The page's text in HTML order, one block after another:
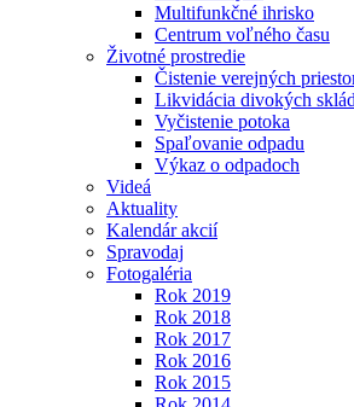
Multifunkčné ihrisko
Centrum voľného času
Životné prostredie
Čistenie verejných
Likvidácia divokých
Vyčistenie potoka
Spaľovanie odpadu
Výkaz o odpadoch
Videá
Aktuality
Kalendár akcií
Spravodaj
Fotogaléria
Rok 2019
Rok 2018
Rok 2017
Rok 2016
Rok 2015